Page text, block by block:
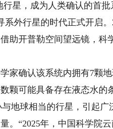
行星，成为人类确认的首
外行星的时代正式开启。
助开普勒空间望远镜，科
确认该系统内拥有7颗地
颗可能具备存在液态水的
地球相当的行星，引起广
“2025年，中国科学院云